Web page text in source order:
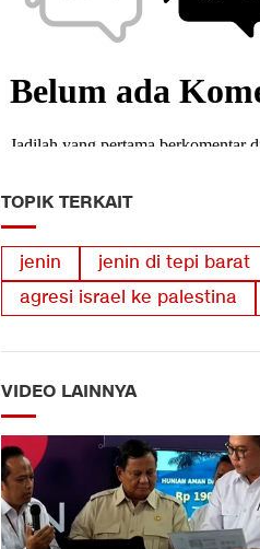
TOPIK TERKAIT
jenin jenin di tepi barat
agresi israel ke palestina
VIDEO LAINNYA